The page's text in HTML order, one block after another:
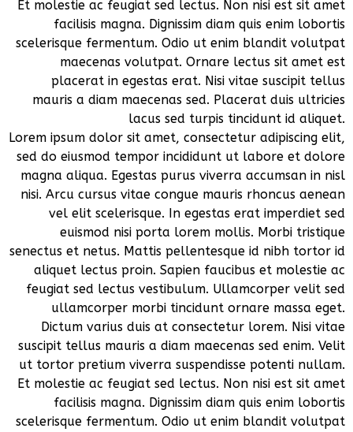
Et molestie ac feugiat sed lectus. Non nisi est sit amet
facilisis magna. Dignissim diam quis enim lobortis
scelerisque fermentum. Odio ut enim blandit volutpat
maecenas volutpat. Ornare lectus sit amet est
placerat in egestas erat. Nisi vitae suscipit tellus
mauris a diam maecenas sed. Placerat duis ultricies
lacus sed turpis tincidunt id aliquet.
Lorem ipsum dolor sit amet, consectetur adipiscing elit,
sed do eiusmod tempor incididunt ut labore et dolore
magna aliqua. Egestas purus viverra accumsan in nisl
nisi. Arcu cursus vitae congue mauris rhoncus aenean
vel elit scelerisque. In egestas erat imperdiet sed
euismod nisi porta lorem mollis. Morbi tristique
senectus et netus. Mattis pellentesque id nibh tortor id
aliquet lectus proin. Sapien faucibus et molestie ac
feugiat sed lectus vestibulum. Ullamcorper velit sed
ullamcorper morbi tincidunt ornare massa eget.
Dictum varius duis at consectetur lorem. Nisi vitae
suscipit tellus mauris a diam maecenas sed enim. Velit
ut tortor pretium viverra suspendisse potenti nullam.
Et molestie ac feugiat sed lectus. Non nisi est sit amet
facilisis magna. Dignissim diam quis enim lobortis
scelerisque fermentum. Odio ut enim blandit volutpat